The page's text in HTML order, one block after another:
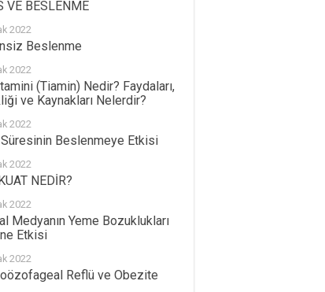
VE BESLENME
2022
Beslenme
2022
(Tiamin) Nedir? Faydaları,
ve Kaynakları Nelerdir?
2022
Beslenmeye Etkisi
2022
NEDİR?
2022
Medyanın Yeme Bozuklukları
Etkisi
2022
Reflü ve Obezite